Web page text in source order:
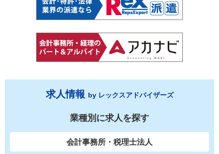
求人情報 by レックスアドバイザーズ
業種別に求人を探す
会計事務所・税理士法人